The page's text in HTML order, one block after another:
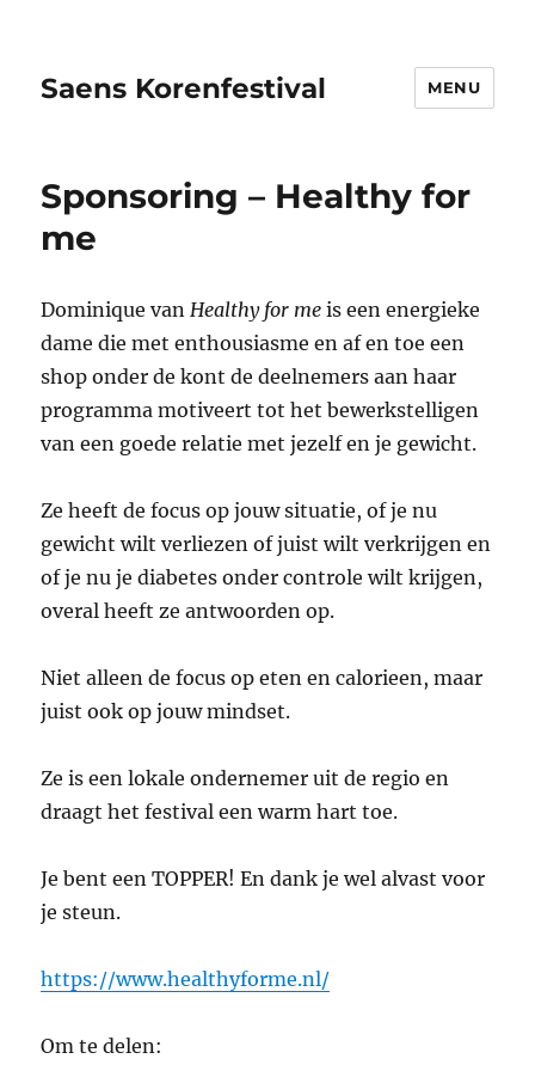
Saens Korenfestival MENU
Sponsoring – Healthy for
me
Dominique vanHealthy for me is een energieke
dame die met enthousiasme en af en toe een
shop onder de kont de deelnemers aan haar
programma motiveert tot het bewerkstelligen
van een goede relatie met jezelf en je gewicht.
Ze heeft de focus op jouw situatie, of je nu
gewicht wilt verliezen of juist wilt verkrijgen en
of je nu je diabetes onder controle wilt krijgen,
overal heeft ze antwoorden op.
Niet alleen de focus op eten en calorieen, maar
juist ook op jouw mindset.
Ze is een lokale ondernemer uit de regio en
draagt het festival een warm hart toe.
Je bent een TOPPER! En dank je wel alvast voor
je steun.
https://www.healthyforme.nl/
Om te delen: